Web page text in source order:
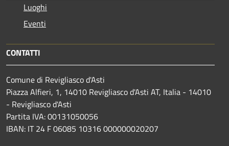
Luoghi
Eventi
CONTATTI
Comune di Revigliasco d'Asti
Piazza Alfieri, 1, 14010 Revigliasco d'Asti AT, Italia - 14010
- Revigliasco d'Asti
Partita IVA: 00131050056
IBAN: IT 24 F 06085 10316 000000020207